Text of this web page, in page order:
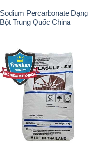
Sodium Percarbonate Dạng
Bột Trung Quốc China